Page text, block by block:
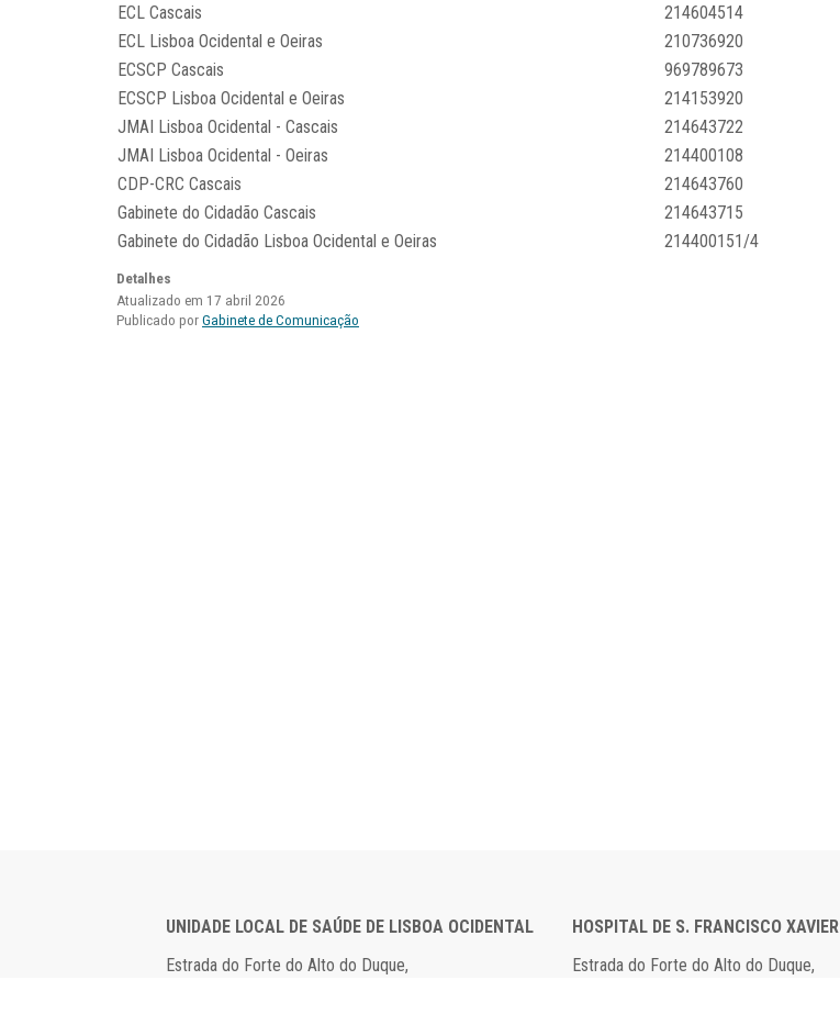
ECL Cascais
214604514
ECL Lisboa Ocidental e Oeiras
210736920
ECSCP Cascais
969789673
ECSCP Lisboa Ocidental e Oeiras
214153920
JMAI Lisboa Ocidental - Cascais
214643722
JMAI Lisboa Ocidental - Oeiras
214400108
CDP-CRC Cascais
214643760
Gabinete do Cidadão Cascais
214643715
Gabinete do Cidadão Lisboa Ocidental e Oeiras
214400151/4
Detalhes
Atualizado em 17 abril 2026
Publicado por Gabinete de Comunicação
UNIDADE LOCAL DE SAÚDE DE LISBOA OCIDENTAL
Estrada do Forte do Alto do Duque,
HOSPITAL DE S. FRANCISCO XAVIER
Estrada do Forte do Alto do Duque,